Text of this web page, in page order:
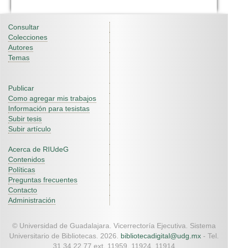
Consultar
Colecciones
Autores
Temas
Publicar
Como agregar mis trabajos
Información para tesistas
Subir tesis
Subir artículo
Acerca de RIUdeG
Contenidos
Políticas
Preguntas frecuentes
Contacto
Administración
© Universidad de Guadalajara. Vicerrectoría Ejecutiva. Sistema
Universitario de Bibliotecas. 2026. bibliotecadigital@udg.mx - Tel.
31 34 22 77 ext. 11959, 11924, 11914